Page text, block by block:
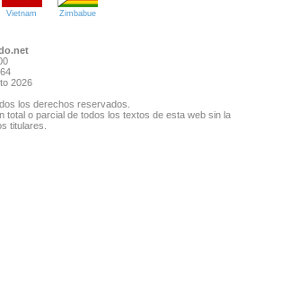
Vietnam Zimbabue
2026
los derechos reservados.
total o parcial de todos los textos de esta web sin la
titulares.